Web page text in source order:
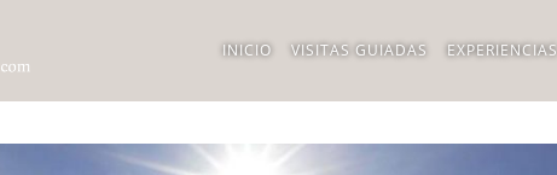
INICIO VISITAS GUIADAS EXPERIENCIAS